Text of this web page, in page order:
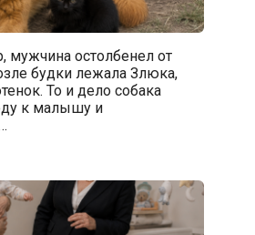
мужчина остолбенел от
будки лежала Злюка,
То и дело собака
к малышу и